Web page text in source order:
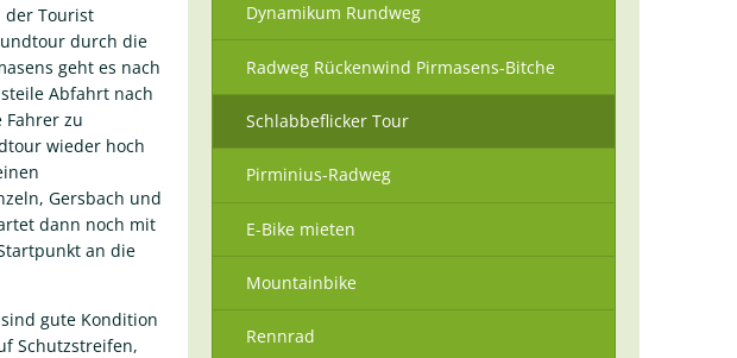
der Tourist
durch die
geht es nach
Abfahrt nach
zu
wieder hoch
Gersbach und
dann noch mit
an die
gute Kondition
Schutzstreifen,
Dynamikum Rundweg
Radweg Rückenwind Pirmasens-Bitche
Schlabbeflicker Tour
Pirminius-Radweg
E-Bike mieten
Mountainbike
Rennrad